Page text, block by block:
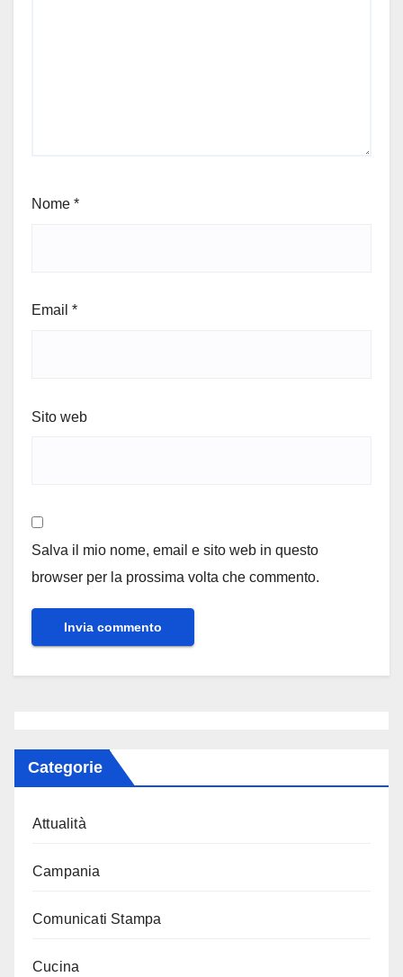
Nome *
Email *
Sito web
Salva il mio nome, email e sito web in questo
browser per la prossima volta che commento.
Categorie
Attualità
Campania
Comunicati Stampa
Cucina